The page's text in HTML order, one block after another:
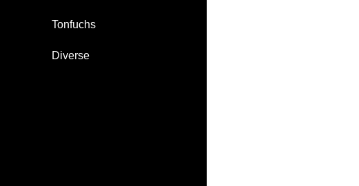
Tonfuchs
Diverse